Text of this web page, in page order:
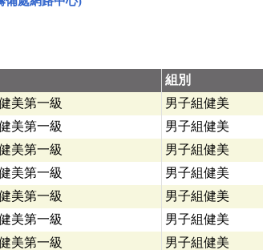
組別
美第一級
男子組健美
美第一級
男子組健美
美第一級
男子組健美
美第一級
男子組健美
美第一級
男子組健美
美第一級
男子組健美
美第一級
男子組健美